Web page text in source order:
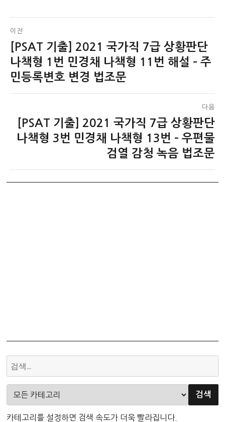
글
탐
색
이전
이
글:
[PSAT 기출] 2021 국가직 7급 상황판단
나책형 1번 민경채 나책형 11번 해설 – 주
민등록변호 변경 법조문
다음
[PSAT 기출] 2021 국가직 7급 상황판단
나책형 3번 민경채 나책형 13번 – 우편물
검열 감청 녹음 법조문
카테고리를 설정하면 검색 속도가 더욱 빨라집니다.